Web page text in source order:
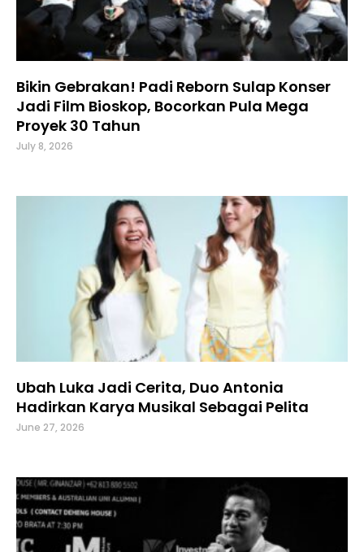
Bikin Gebrakan! Padi Reborn Sulap Konser
Jadi Film Bioskop, Bocorkan Pula Mega
Proyek 30 Tahun
July 8, 2026
Ubah Luka Jadi Cerita, Duo Antonia
Hadirkan Karya Musikal Sebagai Pelita
June 27, 2026